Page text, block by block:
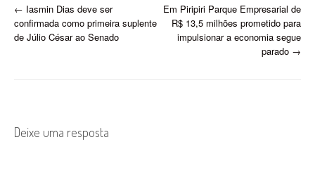
P
o
a
← Iasmin Dias deve ser
confirmada como primeira suplente
de Júlio César ao Senado
Em Piripiri Parque Empresarial de
R$ 13,5 milhões prometido para
impulsionar a economia segue
parado →
Deixe uma resposta